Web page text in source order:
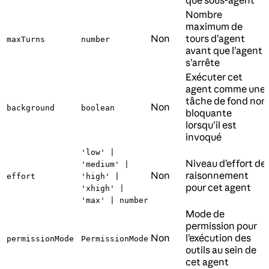
maxTurns number Non
Nombre
maximum de
tours d’agent
avant que l’agent
s’arrête
background boolean Non
Exécuter cet
agent comme une
tâche de fond non
bloquante
lorsqu’il est
invoqué
effort
'low' |
'medium' |
'high' |
'xhigh' |
'max' | number
Non
Niveau d’effort de
raisonnement
pour cet agent
permissionMode PermissionMode Non
Mode de
permission pour
l’exécution des
outils au sein de
cet agent